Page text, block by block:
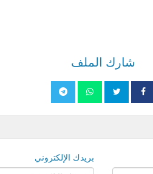
شارك الملف
بريدك الإلكتروني